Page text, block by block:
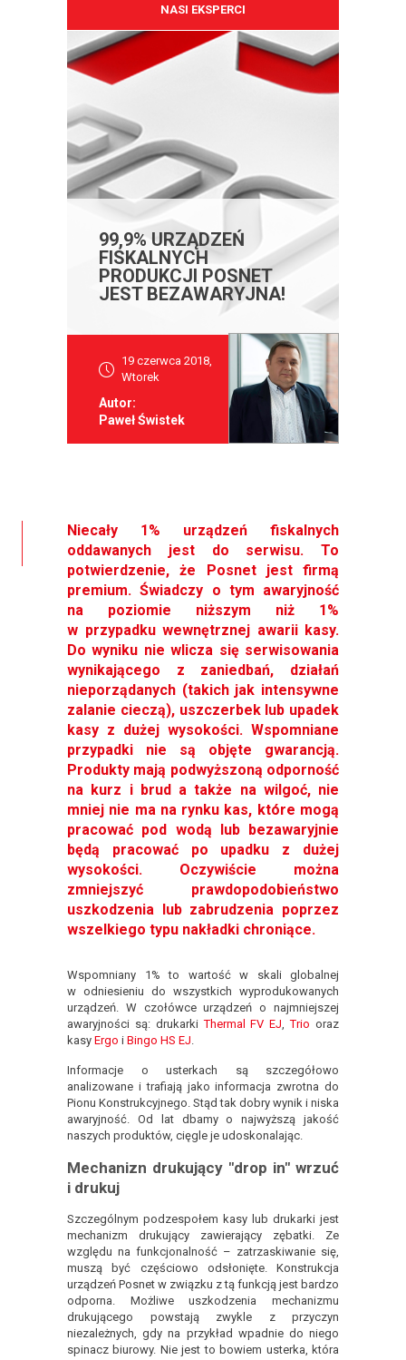
NASI EKSPERCI
99,9% URZĄDZEŃ
FISKALNYCH
PRODUKCJI POSNET
JEST BEZAWARYJNA!
19 czerwca 2018,
Wtorek
Autor:
Paweł Świstek
Niecały 1% urządzeń fiskalnych
oddawanych jest do serwisu. To
potwierdzenie, że Posnet jest firmą
premium. Świadczy o tym awaryjność
na poziomie niższym niż 1%
w przypadku wewnętrznej awarii kasy.
Do wyniku nie wlicza się serwisowania
wynikającego z zaniedbań, działań
nieporządanych (takich jak intensywne
zalanie cieczą), uszczerbek lub upadek
kasy z dużej wysokości. Wspomniane
przypadki nie są objęte gwarancją.
Produkty mają podwyższoną odporność
na kurz i brud a także na wilgoć, nie
mniej nie ma na rynku kas, które mogą
pracować pod wodą lub bezawaryjnie
będą pracować po upadku z dużej
wysokości. Oczywiście można
zmniejszyć prawdopodobieństwo
uszkodzenia lub zabrudzenia poprzez
wszelkiego typu nakładki chroniące.
Wspomniany 1% to wartość w skali globalnej
w odniesieniu do wszystkich wyprodukowanych
urządzeń. W czołówce urządzeń o najmniejszej
awaryjności są: drukarkiThermal FV EJ ,Trio oraz
kasy Ergo i Bingo HS EJ
Informacje o usterkach są szczegółowo
analizowane i trafiają jako informacja zwrotna do
Pionu Konstrukcyjnego. Stąd tak dobry wynik i niska
awaryjność. Od lat dbamy o najwyższą jakość
naszych produktów, cięgle je udoskonalając.
Mechanizn drukujący "drop in" wrzuć
i drukuj
Szczególnym podzespołem kasy lub drukarki jest
mechanizm drukujący zawierający zębatki. Ze
względu na funkcjonalność – zatrzaskiwanie się,
muszą być częściowo odsłonięte. Konstrukcja
urządzeń Posnet w związku z tą funkcją jest bardzo
odporna. Możliwe uszkodzenia mechanizmu
drukującego powstają zwykle z przyczyn
niezależnych, gdy na przykład wpadnie do niego
spinacz biurowy. Nie jest to bowiem usterka, która